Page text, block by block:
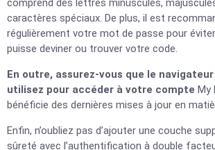
comprend des lettres minuscules,
caractères spéciaux. De plus, il est
régulièrement votre mot de passe pour éviter
puisse deviner ou trouver votre code.
En outre, assurez-vous que le navigateur
utilisez pour accéder à votre compte My
bénéficie des dernières mises à jour en
Enfin, n’oubliez pas d’ajouter une couche
sûreté avec l’authentification à double